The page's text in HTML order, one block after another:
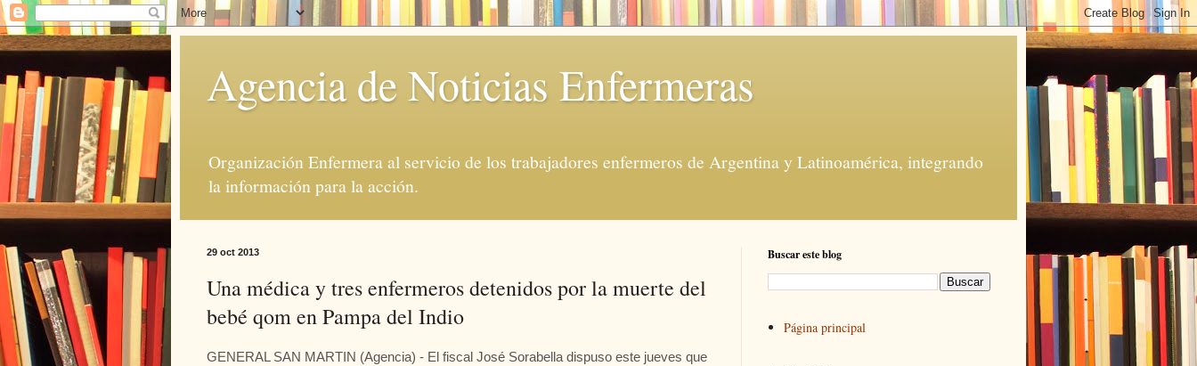
Agencia de Noticias Enfermeras
Organización Enfermera al servicio de los trabajadores enfermeros de Argentina y Latinoamérica, integrando
la información para la acción.
29 oct 2013
Una médica y tres enfermeros detenidos por la muerte del
bebé qom en Pampa del Indio
GENERAL SAN MARTIN (Agencia) - El fiscal José Sorabella dispuso este jueves que
Buscar este blog
Página principal